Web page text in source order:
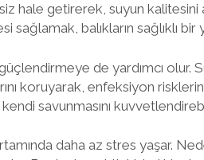
hale getirerek, suyun kalitesini
balıkların sağlıklı bir
güçlendirmeye de yardımcı olur.
koruyarak, enfeksiyon
savunmasını
daha az stres yaşar.